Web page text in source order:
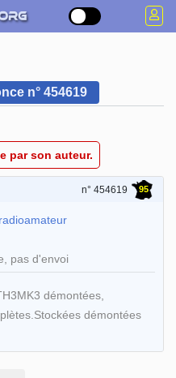
n° 454619
par son auteur.
n° 454619 95
pas d'envoi
démontées,
démontées